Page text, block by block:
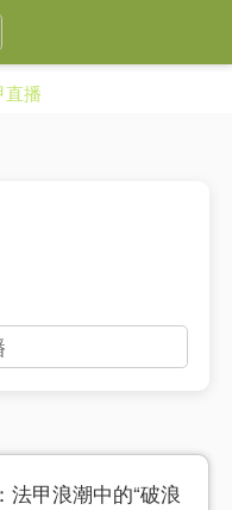
直播
法甲浪潮中的“破浪